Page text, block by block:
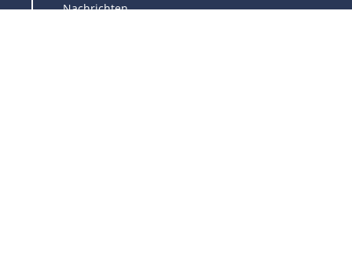
Nachrichten